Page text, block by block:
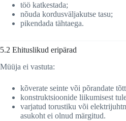
töö katkestada;
nõuda kordusväljakutse tasu;
pikendada tähtaega.
5.2 Ehituslikud eripärad
Müüja ei vastuta:
kõverate seinte või põrandate
konstruktsioonide liikumisest
varjatud torustiku või
asukoht ei olnud märgitud.